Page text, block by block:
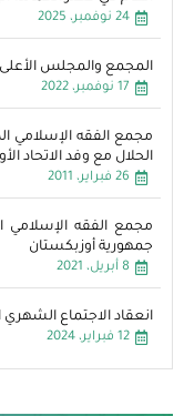
24 نوفمبر، 2025
المجمع والمجلس
17 نوفمبر، 2022
مجمع الفقه الإسلامي
الحلال مع وفد الاتحاد
26 فبراير، 2011
مجمع الفقه الإسلامي
جمهورية أوزبكستان
8 أبريل، 2021
انعقاد الاجتماع الشهري
12 فبراير، 2024